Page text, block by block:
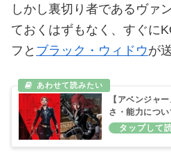
しかし裏切り者であるヴァ
ておくはずもなく、すぐに
フと ブラック・ウィドウが
【アベンジャ
さ・能力につい